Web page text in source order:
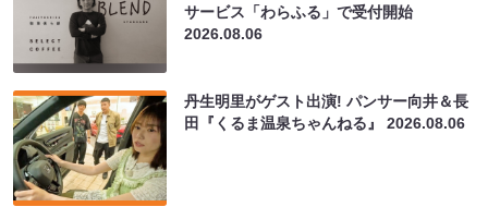
サービス「わらふる」で受付開始
2026.08.06
丹生明里がゲスト出演! パンサー向井＆長
田『くるま温泉ちゃんねる』2026.08.06